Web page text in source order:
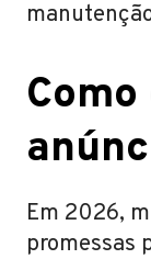
Em 2026,
promessas